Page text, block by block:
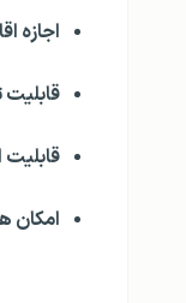
اجازه
امکان